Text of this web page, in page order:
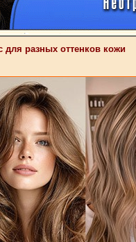
разных оттенков кожи